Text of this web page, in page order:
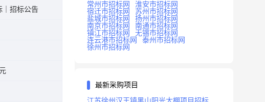
｜招标公告
常州市招标网
淮安市招标网
宿迁市招标网
苏州市招标网
盐城市招标网
扬州市招标网
南京市招标网
南通市招标网
镇江市招标网
无锡市招标网
连云港市招标网
泰州市招标网
徐州市招标网
最新采购项目